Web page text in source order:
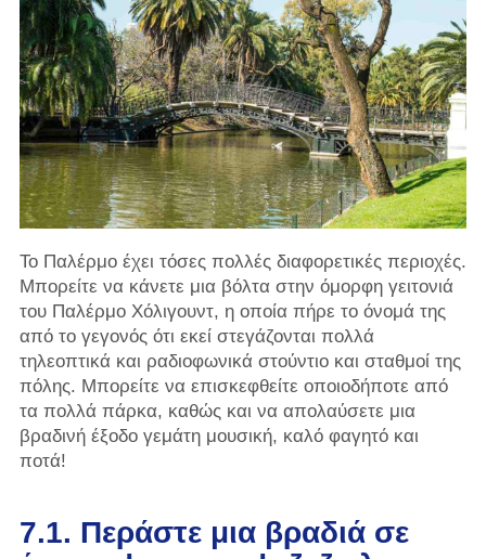
Το Παλέρμο έχει τόσες πολλές διαφορετικές περιοχές.
Μπορείτε να κάνετε μια βόλτα στην όμορφη γειτονιά
του Παλέρμο Χόλιγουντ, η οποία πήρε το όνομά της
από το γεγονός ότι εκεί στεγάζονται πολλά
τηλεοπτικά και ραδιοφωνικά στούντιο και σταθμοί της
πόλης. Μπορείτε να επισκεφθείτε οποιοδήποτε από
τα πολλά πάρκα, καθώς και να απολαύσετε μια
βραδινή έξοδο γεμάτη μουσική, καλό φαγητό και
ποτά!
7.1. Περάστε μια βραδιά σε